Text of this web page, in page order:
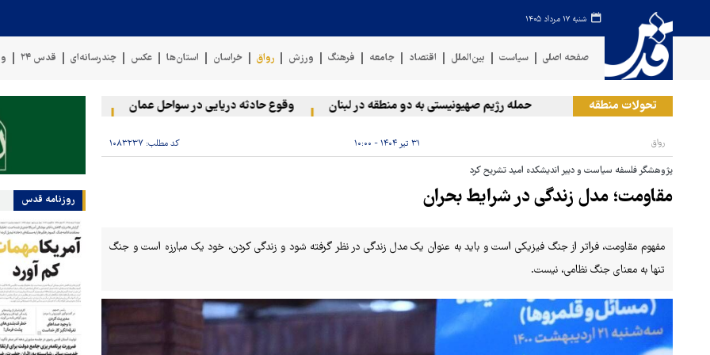
شنبه ۱۷ مرداد ۱۴۰۵
صفحه اصلی سیاست بین‌الملل اقتصاد جامعه فرهنگ ورزش رواق خراسان استان‌ها عکس چندرسانه‌ای قدس ۲۴
تحولات منطقه حمله رژیم صهیونیستی به دو منطقه در لبنان وقوع حادثه دریایی در سواحل عمان سخنگوی نیروهای مسلح
رواق ۳۱ تیر ۱۴۰۴ - ۱۰:۰۰ کد مطلب: ۱۰۸۳۲۳۷
پژوهشگر فلسفه سیاست و دبیر اندیشکده امید تشریح کرد
مقاومت؛ مدل زندگی در شرایط بحران
مفهوم مقاومت، فراتر از جنگ فیزیکی است و باید به عنوان یک مدل زندگی در نظر گرفته شود و زندگی کردن، خود یک مبارزه است و جنگ
تنها به معنای جنگ نظامی، نیست.
روزنامه قدس